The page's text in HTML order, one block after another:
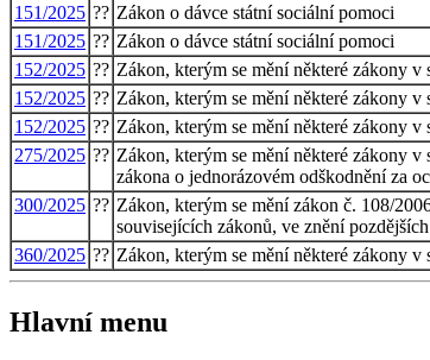
151/2025 ?? Zákon o dávce státní sociální pomoci
151/2025 ?? Zákon o dávce státní sociální pomoci
152/2025 ?? Zákon, kterým se mění některé zákony
152/2025 ?? Zákon, kterým se mění některé zákony
152/2025 ?? Zákon, kterým se mění některé zákony
275/2025 ?? Zákon, kterým se mění některé zákony
zákona o jednorázovém odškodnění za
300/2025 ?? Zákon, kterým se mění zákon č. 108/
souvisejících zákonů, ve znění
360/2025 ?? Zákon, kterým se mění některé zákony v
Hlavní menu